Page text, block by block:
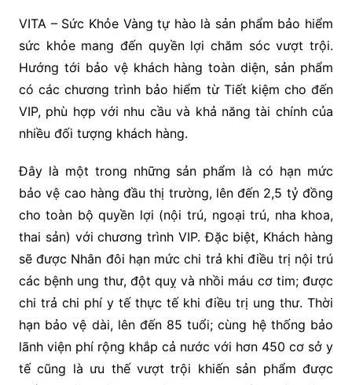
VITA – Sức Khỏe Vàng tự hào là sản phẩm bảo hiểm
sức khỏe mang đến quyền lợi chăm sóc vượt trội.
Hướng tới bảo vệ khách hàng toàn diện, sản phẩm
có các chương trình bảo hiểm từ Tiết kiệm cho đến
VIP, phù hợp với nhu cầu và khả năng tài chính của
nhiều đối tượng khách hàng.
Đây là một trong những sản phẩm là có hạn mức
bảo vệ cao hàng đầu thị trường, lên đến 2,5 tỷ đồng
cho toàn bộ quyền lợi (nội trú, ngoại trú, nha khoa,
thai sản) với chương trình VIP. Đặc biệt, Khách hàng
sẽ được Nhân đôi hạn mức chi trả khi điều trị nội trú
các bệnh ung thư, đột quỵ và nhồi máu cơ tim; được
chi trả chi phí y tế thực tế khi điều trị ung thư. Thời
hạn bảo vệ dài, lên đến 85 tuổi; cùng hệ thống bảo
lãnh viện phí rộng khắp cả nước với hơn 450 cơ sở y
tế cũng là ưu thế vượt trội khiến sản phẩm được